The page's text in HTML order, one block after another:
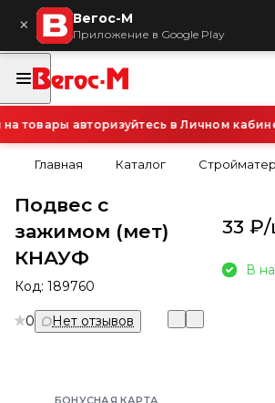
× Вегос-М
Приложение в Google Play
авторизуйтесь в Личном
Главная Каталог
Подвес с
зажимом (мет)
КНАУФ
Код: 189760
0 Нет отзывов
БОНУСНАЯ КАРТА
33 ₽/
В